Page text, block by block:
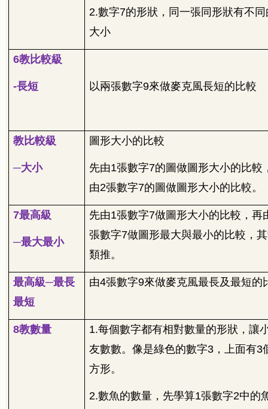
2.數字7的形狀，同一張同形狀有不同
大小
6教比較級
-長短 以兩張數字9來做麥克風長短的比較
教比較級
─大小
圖形大小的比較
先由1張數字7的圖做圖形大小的比較
由2張數字7的圖做圖形大小的比較。
7最高級
─最大最小
先由1張數字7做圖形大小的比較，再
張數字7做圖形最大與最小的比較，
類推。
最高級─最長
最短
由4張數字9來做麥克風最長及最短的
8教數量 1.每個數字都有相對數量的形狀，讓
友數數。像是綠色的數字3 ，上面有3
方形。
2.數魚的數量，先學算1張數字2中的